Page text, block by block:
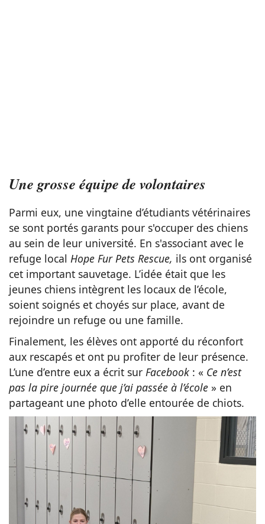
Une grosse équipe de volontaires
Parmi eux, une vingtaine d’étudiants vétérinaires
se sont portés garants pour s'occuper des chiens
au sein de leur université. En s'associant avec le
refuge local Hope Fur Pets Rescue, ils ont organisé
cet important sauvetage. L’idée était que les
jeunes chiens intègrent les locaux de l’école,
soient soignés et choyés sur place, avant de
rejoindre un refuge ou une famille.
Finalement, les élèves ont apporté du réconfort
aux rescapés et ont pu profiter de leur présence.
L’une d’entre eux a écrit sur Facebook : « Ce n’est
pas la pire journée que j’ai passée à l’école » en
partageant une photo d’elle entourée de chiots.